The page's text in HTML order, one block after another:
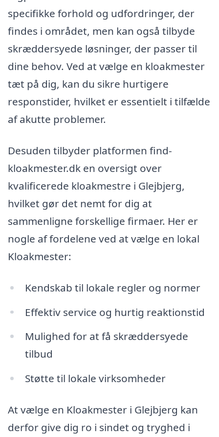
specifikke forhold og udfordringer, der
findes i området, men kan også tilbyde
skræddersyede løsninger, der passer til
dine behov. Ved at vælge en kloakmester
tæt på dig, kan du sikre hurtigere
responstider, hvilket er essentielt i tilfælde
af akutte problemer.
Desuden tilbyder platformen find-
kloakmester.dk en oversigt over
kvalificerede kloakmestre i Glejbjerg,
hvilket gør det nemt for dig at
sammenligne forskellige firmaer. Her er
nogle af fordelene ved at vælge en lokal
Kloakmester:
Kendskab til lokale regler og normer
Effektiv service og hurtig reaktionstid
Mulighed for at få skræddersyede
tilbud
Støtte til lokale virksomheder
At vælge en Kloakmester i Glejbjerg kan
derfor give dig ro i sindet og tryghed i